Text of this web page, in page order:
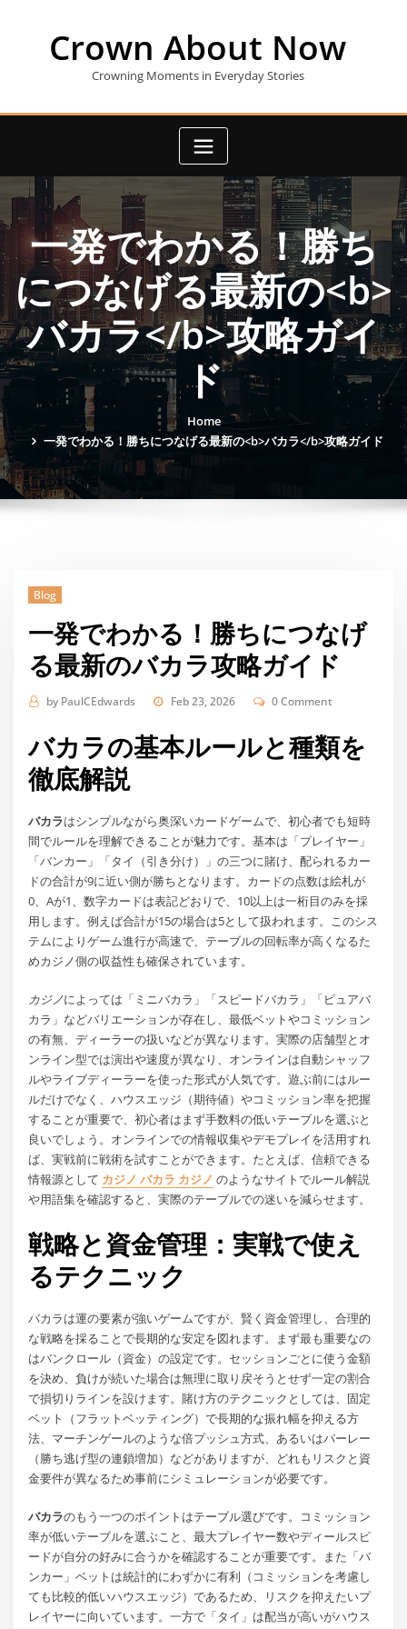
Crown About Now
Crowning Moments in Everyday Stories
一発でわかる！勝ち
につなげる最新の<b>
バカラ</b>攻略ガイ
ド
Home
一発でわかる！勝ちにつなげる最新の<b>バカラ</b>攻略ガイド
Blog
一発でわかる！勝ちにつなげ
る最新のバカラ攻略ガイド
by PaulCEdwards Feb 23, 2026 0 Comment
バカラの基本ルールと種類を
徹底解説
バカラはシンプルながら奥深いカードゲームで、初心者でも短時
間でルールを理解できることが魅力です。基本は「プレイヤー」
「バンカー」「タイ（引き分け）」の三つに賭け、配られるカー
ドの合計が9に近い側が勝ちとなります。カードの点数は絵札が
0、Aが1、数字カードは表記どおりで、10以上は一桁目のみを採
用します。例えば合計が15の場合は5として扱われます。このシス
テムによりゲーム進行が高速で、テーブルの回転率が高くなるた
めカジノ側の収益性も確保されています。
カジノによっては「ミニバカラ」「スピードバカラ」「ピュアバ
カラ」などバリエーションが存在し、最低ベットやコミッション
の有無、ディーラーの扱いなどが異なります。実際の店舗型とオ
ンライン型では演出や速度が異なり、オンラインは自動シャッフ
ルやライブディーラーを使った形式が人気です。遊ぶ前にはルー
ルだけでなく、ハウスエッジ（期待値）やコミッション率を把握
することが重要で、初心者はまず手数料の低いテーブルを選ぶと
良いでしょう。オンラインでの情報収集やデモプレイを活用すれ
ば、実戦前に戦術を試すことができます。たとえば、信頼できる
情報源として カジノ バカラ カジノ のようなサイトでルール解説
や用語集を確認すると、実際のテーブルでの迷いを減らせます。
戦略と資金管理：実戦で使え
るテクニック
バカラは運の要素が強いゲームですが、賢く資金管理し、合理的
な戦略を採ることで長期的な安定を図れます。まず最も重要なの
はバンクロール（資金）の設定です。セッションごとに使う金額
を決め、負けが続いた場合は無理に取り戻そうとせず一定の割合
で損切りラインを設けます。賭け方のテクニックとしては、固定
ベット（フラットベッティング）で長期的な振れ幅を抑える方
法、マーチンゲールのような倍プッシュ方式、あるいはパーレー
（勝ち逃げ型の連鎖増加）などがありますが、どれもリスクと資
金要件が異なるため事前にシミュレーションが必要です。
バカラのもう一つのポイントはテーブル選びです。コミッション
率が低いテーブルを選ぶこと、最大プレイヤー数やディールスピ
ードが自分の好みに合うかを確認することが重要です。また「バ
ンカー」ベットは統計的にわずかに有利（コミッションを考慮し
ても比較的低いハウスエッジ）であるため、リスクを抑えたいプ
レイヤーに向いています。一方で「タイ」は配当が高いがハウス